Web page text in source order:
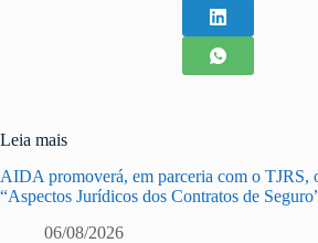
Leia mais
AIDA promoverá, em parceria com o TJRS,
“Aspectos Jurídicos dos Contratos de
06/08/2026